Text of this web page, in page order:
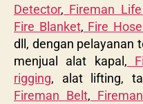
Detector, Fireman
Fire Blanket, Fire
dll, dengan pelayanan
menjual alat kapal,
rigging, alat lifting,
Fireman Belt,